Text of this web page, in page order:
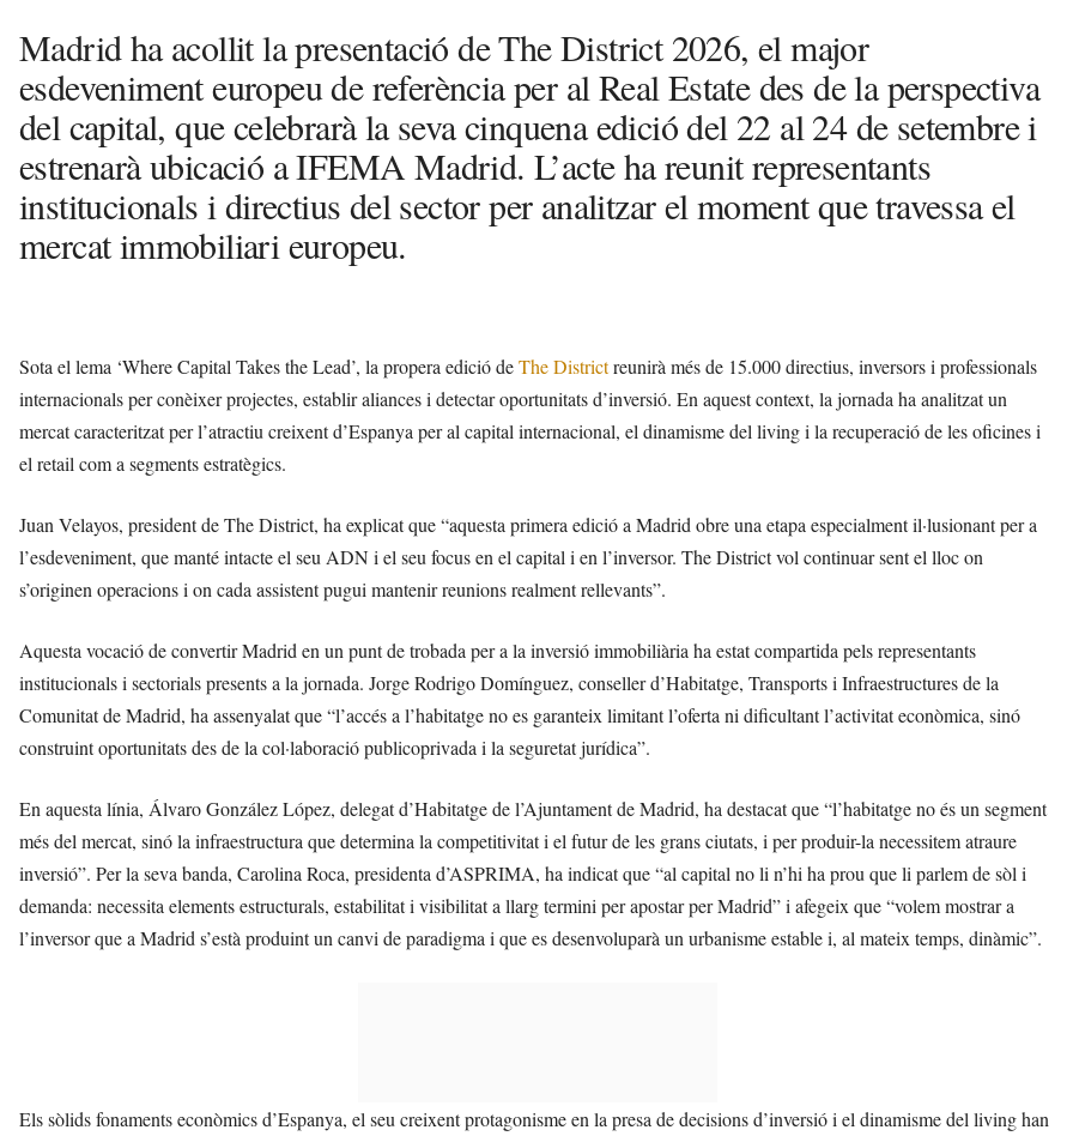
Madrid ha acollit la presentació de The District 2026, el major
esdeveniment europeu de referència per al Real Estate des de la perspectiva
del capital, que celebrarà la seva cinquena edició del 22 al 24 de setembre i
estrenarà ubicació a IFEMA Madrid. L’acte ha reunit representants
institucionals i directius del sector per analitzar el moment que travessa el
mercat immobiliari europeu.
Sota el lema ‘Where Capital Takes the Lead’, la propera edició deThe Districtreunirà més de 15.000 directius, inversors i professionals
internacionals per conèixer projectes, establir aliances i detectar oportunitats d’inversió. En aquest context, la jornada ha analitzat un
mercat caracteritzat per l’atractiu creixent d’Espanya per al capital internacional, el dinamisme del living i la recuperació de les oficines i
el retail com a segments estratègics.
Juan Velayos, president de The District, ha explicat que “aquesta primera edició a Madrid obre una etapa especialment il·lusionant per a
l’esdeveniment, que manté intacte el seu ADN i el seu focus en el capital i en l’inversor. The District vol continuar sent el lloc on
s’originen operacions i on cada assistent pugui mantenir reunions realment rellevants”.
Aquesta vocació de convertir Madrid en un punt de trobada per a la inversió immobiliària ha estat compartida pels representants
institucionals i sectorials presents a la jornada. Jorge Rodrigo Domínguez, conseller d’Habitatge, Transports i Infraestructures de la
Comunitat de Madrid, ha assenyalat que “l’accés a l’habitatge no es garanteix limitant l’oferta ni dificultant l’activitat econòmica, sinó
construint oportunitats des de la col·laboració publicoprivada i la seguretat jurídica”.
En aquesta línia, Álvaro González López, delegat d’Habitatge de l’Ajuntament de Madrid, ha destacat que “l’habitatge no és un segment
més del mercat, sinó la infraestructura que determina la competitivitat i el futur de les grans ciutats, i per produir-la necessitem atraure
inversió”. Per la seva banda, Carolina Roca, presidenta d’ASPRIMA, ha indicat que “al capital no li n’hi ha prou que li parlem de sòl i
demanda: necessita elements estructurals, estabilitat i visibilitat a llarg termini per apostar per Madrid” i afegeix que “volem mostrar a
l’inversor que a Madrid s’està produint un canvi de paradigma i que es desenvoluparà un urbanisme estable i, al mateix temps, dinàmic”.
Els sòlids fonaments econòmics d’Espanya, el seu creixent protagonisme en la presa de decisions d’inversió i el dinamisme del living han